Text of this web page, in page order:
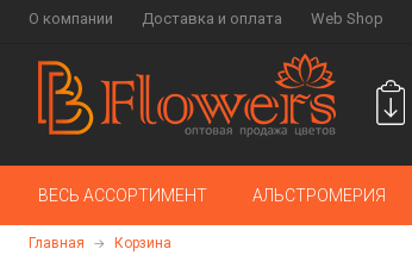
О компании Доставка и оплата Web Shop
ВЕСЬ АССОРТИМЕНТ АЛЬСТРОМЕРИЯ
Главная Корзина